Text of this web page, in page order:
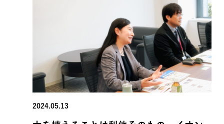
2024.05.13